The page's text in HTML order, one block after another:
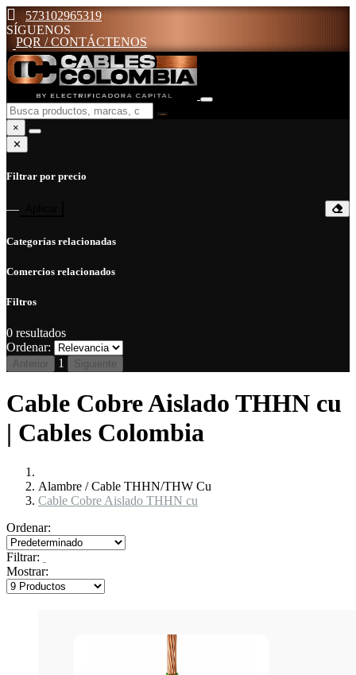
573102965319
SÍGUENOS
PQR / CONTÁCTENOS
×
✕
Filtrar por precio
—
Categorías relacionadas
Comercios relacionados
Filtros
0 resultados
Ordenar:
Anterior 1 Siguiente
Cable Cobre Aislado THHN cu
| Cables Colombia
Alambre / Cable THHN/THW Cu
Cable Cobre Aislado THHN cu
Ordenar:
Filtrar:
Mostrar: